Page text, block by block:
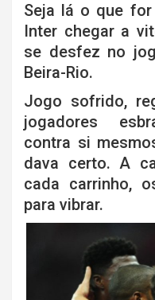
Seja lá o que
Inter chegar a
se desfez no
Beira-Rio.
Jogo sofrido,
jogadores
contra si
dava certo. A
cada carrinho,
para vibrar.